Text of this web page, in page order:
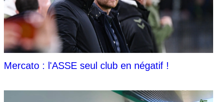
Mercato : l'ASSE seul club en négatif !